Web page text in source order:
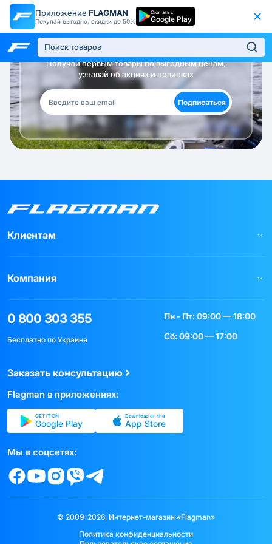
Приложение FLAGMAN
Покупай выгодно, скидки до 50%
Скачать с
Google Play
Будь в курсе!
Получай первым товары по выгодным ценам,
узнавай об акциях и новинках
Подписаться
Клиентам
Компания
0 800 303 355
Бесплатно по Украине
Пн - Пт: 09:00 — 18:00
Сб: 09:00 — 17:00
Заказать консультацию
Flagman в приложениях:
GET IT ON
Google Play
Download on the
App Store
Мы в соцсетях:
© 2009–2026, Интернет-магазин «Flagman»
Политика конфиденциальности